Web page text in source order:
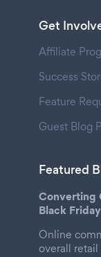
Get
Affiliate
Success
Feature
Guest Blog
Featured
Converting
Black
Online
overall retail